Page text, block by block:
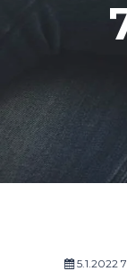
5.1.2022